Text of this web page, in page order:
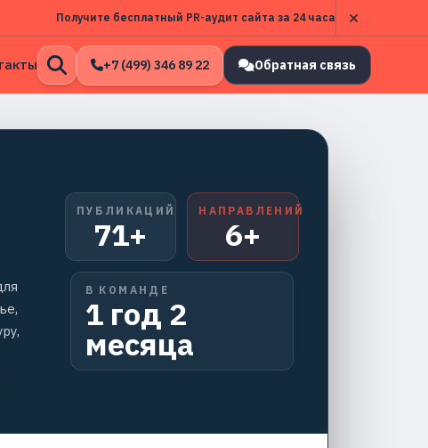
Получите бесплатный PR-аудит сайта за 24 часа
Открыть
поиск
+7 (499) 346 89 22 Обратная связь
ПУБЛИКАЦИЙ
71+
НАПРАВЛЕНИЙ
6+
В КОМАНДЕ
1 год 2
месяца